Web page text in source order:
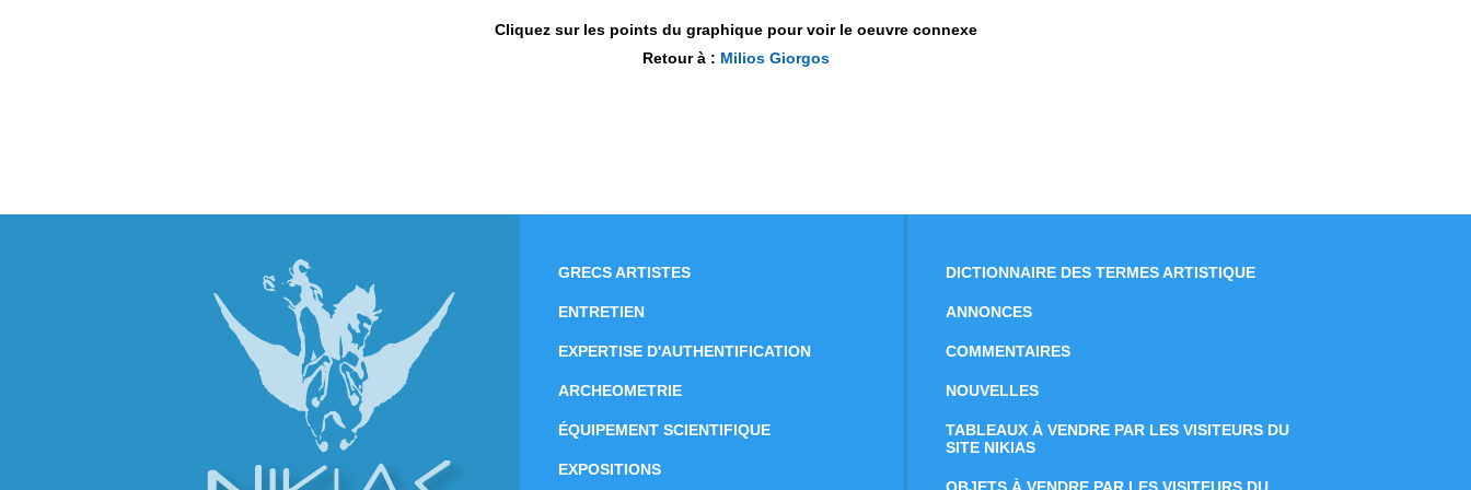
Cliquez sur les points du graphique pour voir le oeuvre connexe
Retour à : Milios Giorgos
GRECS ARTISTES
ENTRETIEN
EXPERTISE D'AUTHENTIFICATION
ARCHEOMETRIE
ÉQUIPEMENT SCIENTIFIQUE
EXPOSITIONS
DICTIONNAIRE DES TERMES ARTISTIQUE
ANNONCES
COMMENTAIRES
NOUVELLES
TABLEAUX À VENDRE PAR LES VISITEURS DU
SITE NIKIAS